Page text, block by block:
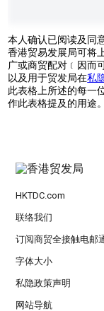
本人确认已阅读及同
香港贸易发展局可将
广或商贸配对﹝因而
以及用于贸发局在私
此表格上所述的每一
作此表格提及的用途。
HKTDC.com
联络我们
订阅商贸全接触电邮
字体大小
私隐政策声明
网站导航